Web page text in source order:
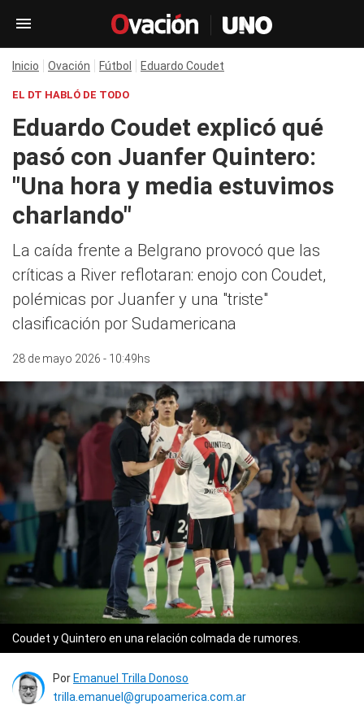
Inicio Ovación Fútbol Eduardo Coudet
EL DT HABLÓ DE TODO
Eduardo Coudet explicó qué
pasó con Juanfer Quintero:
"Una hora y media estuvimos
charlando"
La caída frente a Belgrano provocó que las
críticas a River reflotaran: enojo con Coudet,
polémicas por Juanfer y una "triste"
clasificación por Sudamericana
28 de mayo 2026 - 10:49hs
Coudet y Quintero en una relación colmada de rumores.
Por Emanuel Trilla Donoso
trilla.emanuel@grupoamerica.com.ar